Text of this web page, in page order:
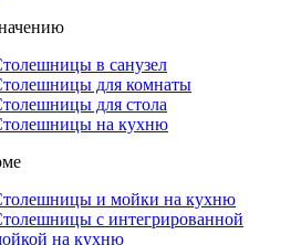
в санузел
для комнаты
для стола
на кухню
и мойки на кухню
с интегрированной
на кухню